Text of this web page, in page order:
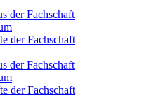
der Fachschaft
der Fachschaft
der Fachschaft
der Fachschaft